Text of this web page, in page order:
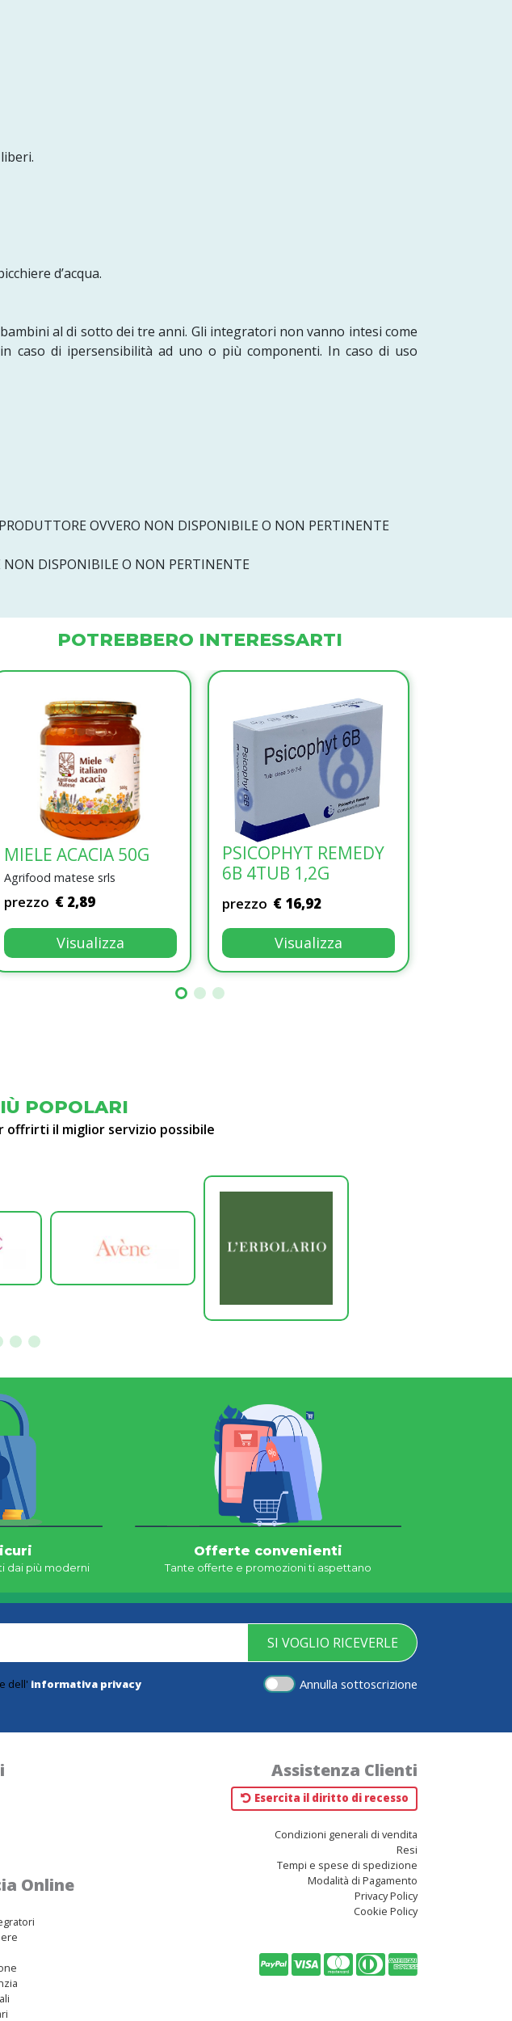
d’acqua.
al di sotto dei tre anni. Gli integratori non vanno intesi come
caso di ipersensibilità ad uno o più componenti. In caso di uso
OVVERO NON DISPONIBILE O NON PERTINENTE
DISPONIBILE O NON PERTINENTE
IT'S DONE
15ML
italia srl
€ 6,98
PHYSIOMANCE
METHYL'UP 30BUST
prezzo € 35,21
POTREBBERO INTERESSARTI
MIELE ACACIA 50G
Agrifood matese srls
prezzo € 2,89
Visualizza
PSICOPHYT REMEDY
6B 4TUB 1,2G
prezzo € 16,92
Visualizza
POPOLARI
il miglior servizio possibile
dai più moderni
Offerte convenienti
Tante offerte e promozioni ti aspettano
SI VOGLIO RICEVERLE
dell' informativa privacy Annulla sottoscrizione
Online
Assistenza Clienti
Esercita il diritto di recesso
Condizioni generali di vendita
Resi
Tempi e spese di spedizione
Modalità di Pagamento
Privacy Policy
Cookie Policy